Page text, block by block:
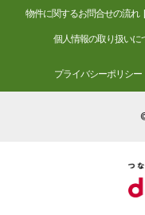
物件に関するお問合せの流れ
個人情報の取り扱いに
プライバシーポリシー